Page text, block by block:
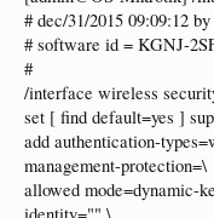
# dec/31/2015 09:09:12
# software id = KGNJ-
#
/interface wireless
set [ find default=yes ]
add authentication-
management-protection=\
allowed mode=dynamic-
identity="" \